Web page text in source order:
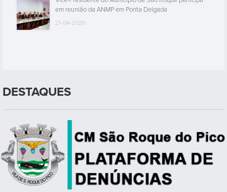
em reunião da ANMP em Ponta Delgada
21-04-2026
DESTAQUES